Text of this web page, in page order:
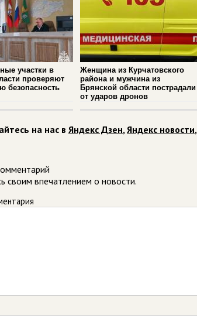
участки в
проверяют
безопасность
Женщина из Курчатовского
района и мужчина из
Брянской области пострадали
от ударов дронов
на нас в Яндекс Дзен,Яндекс новости,
своим впечатлением о новости.